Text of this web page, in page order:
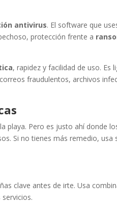
antivirus. El software que
protección frente a
, rapidez y facilidad de uso. Es
fraudulentos, archivos
playa. Pero es justo ahí donde
Si no tienes más remedio, usa
clave antes de irte. Usa